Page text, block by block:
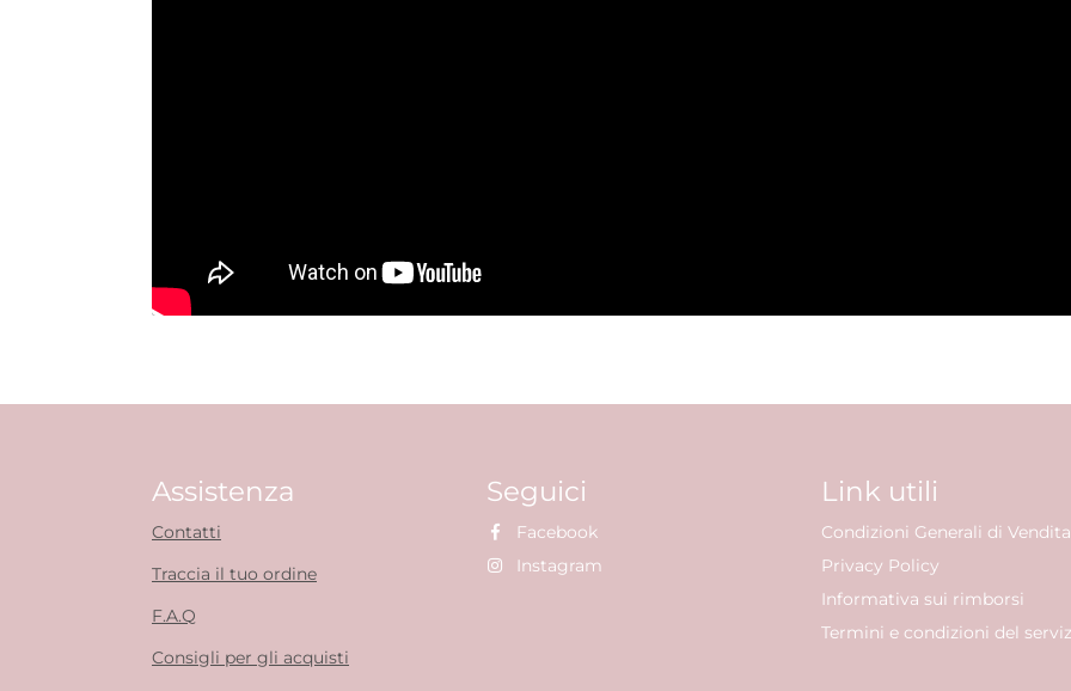
Assistenza
Contatti
Traccia il tuo ordine
F.A.Q
Consigli per gli acquisti
Seguici
Facebook
Instagram
Link utili
Condizioni Generali di Vendita
Privacy Policy
Informativa sui rimborsi
Termini e condizioni del